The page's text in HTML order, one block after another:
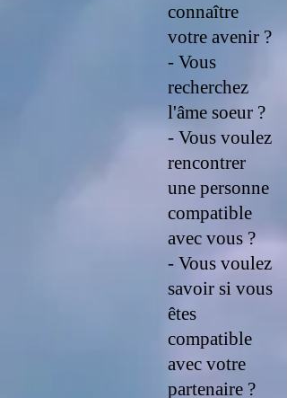
connaître
votre avenir ?
- Vous
recherchez
l'âme soeur ?
- Vous voulez
rencontrer
une personne
compatible
avec vous ?
- Vous voulez
savoir si vous
êtes
compatible
avec votre
partenaire ?